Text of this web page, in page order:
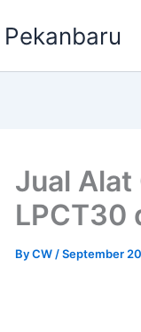
Jual Alat
LPCT30
ByCW /September